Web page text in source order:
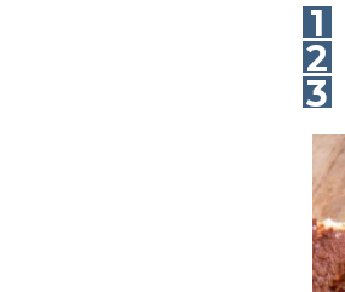
1
2
3